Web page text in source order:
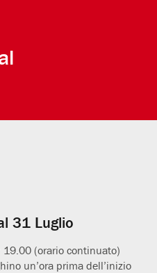
31 Luglio
(orario continuato)
un’ora prima dell’inizio